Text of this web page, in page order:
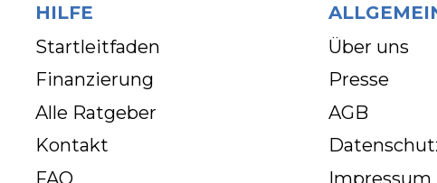
HILFE
Startleitfaden
Finanzierung
Alle Ratgeber
Kontakt
FAQ
Über uns
Presse
AGB
Impressum